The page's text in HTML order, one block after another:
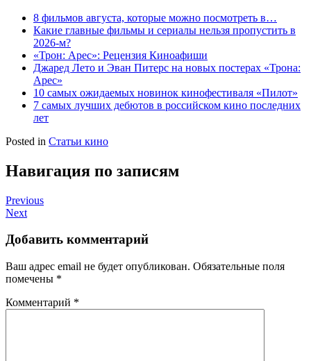
8 фильмов августа, которые можно посмотреть в…
Какие главные фильмы и сериалы нельзя пропустить в
2026-м?
«Трон: Арес»: Рецензия Киноафиши
Джаред Лето и Эван Питерс на новых постерах «Трона:
Арес»
10 самых ожидаемых новинок кинофестиваля «Пилот»
7 самых лучших дебютов в российском кино последних
лет
Posted in Статьи кино
Навигация по записям
Previous
Next
Добавить комментарий
Ваш адрес email не будет опубликован. Обязательные поля
помечены *
Комментарий *